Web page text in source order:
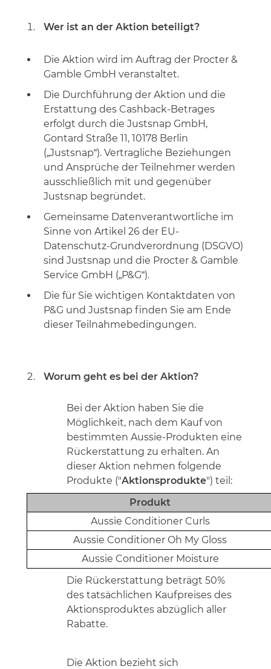
Wer ist an der Aktion beteiligt?
Die Aktion wird im Auftrag der Procter &
Gamble GmbH veranstaltet.
Die Durchführung der Aktion und die
Erstattung des Cashback-Betrages
erfolgt durch die Justsnap GmbH,
Gontard Straße 11, 10178 Berlin
(„Justsnap“). Vertragliche Beziehungen
und Ansprüche der Teilnehmer werden
ausschließlich mit und gegenüber
Justsnap begründet.
Gemeinsame Datenverantwortliche im
Sinne von Artikel 26 der EU-
Datenschutz-Grundverordnung (DSGVO)
sind Justsnap und die Procter & Gamble
Service GmbH („P&G“).
Die für Sie wichtigen Kontaktdaten von
P&G und Justsnap finden Sie am Ende
dieser Teilnahmebedingungen.
Worum geht es bei der Aktion?
Bei derAktion haben Sie die
Möglichkeit, nach dem Kauf von
bestimmten Aussie-Produkten eine
Rückerstattung zu erhalten. An
dieser Aktion nehmen folgende
Produkte ("Aktionsprodukte") teil:
Produkt
Aussie Conditioner Curls
Aussie Conditioner Oh My Gloss
Aussie Conditioner Moisture
Die Rückerstattung beträgt 50%
des tatsächlichen Kaufpreises des
Aktionsproduktes abzüglich aller
Rabatte.
Die Aktion bezieht sich